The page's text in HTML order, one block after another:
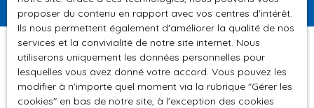
Pertinence
Trier par Créer une alerte
proposer du contenu en rapport avec vos centres d'intérêt.
Ils nous permettent également d'améliorer la qualité de nos
services et la convivialité de notre site internet. Nous
utiliserons uniquement les données personnelles pour
lesquelles vous avez donné votre accord. Vous pouvez les
modifier à n'importe quel moment via la rubrique ″Gérer les
cookies″ en bas de notre site, à l'exception des cookies